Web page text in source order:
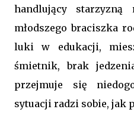
handlujący starzyzną
młodszego braciszka
luki w edukacji,
śmietnik, brak
przejmuje się
sytuacji radzi sobie, jak